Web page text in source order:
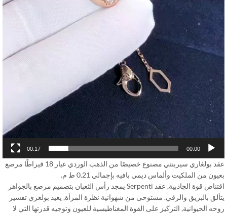
00:00
00:17
عقد بولغاري سيربنتي مصنوع خصيصًا من الذهب الوردي عيار 18 قيراطًا مرصع
من الملكيت وألماس ديمي بافيه بإجمالي 0.21 ط م.
اقتناص قوة الجاذبية, عقد Serpenti يمجد رأس الثعبان بتصميم مرصع بالجواهر
بالبريق والرقي. مستوحى من شهوانية نظرة المرأة, يعيد بولغري تفسير
الحيوانية, التركيز على القوة المغناطيسية للعيون وتوجيه قدرتها التي لا